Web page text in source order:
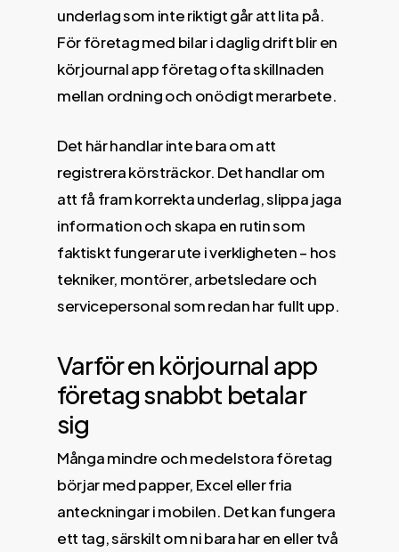
underlag som inte riktigt går att lita på.
För företag med bilar i daglig drift blir en
körjournal app företag ofta skillnaden
mellan ordning och onödigt merarbete.
Det här handlar inte bara om att
registrera körsträckor. Det handlar om
att få fram korrekta underlag, slippa jaga
information och skapa en rutin som
faktiskt fungerar ute i verkligheten – hos
tekniker, montörer, arbetsledare och
servicepersonal som redan har fullt upp.
Varför en körjournal app
företag snabbt betalar
sig
Många mindre och medelstora företag
börjar med papper, Excel eller fria
anteckningar i mobilen. Det kan fungera
ett tag, särskilt om ni bara har en eller två